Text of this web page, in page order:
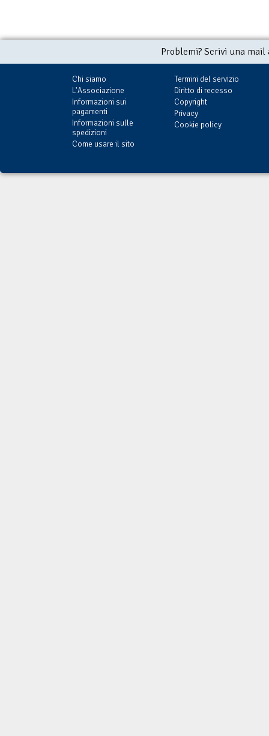
Problemi? Scrivi una
Chi siamo
L'Associazione
Informazioni sui
pagamenti
Informazioni sulle
spedizioni
Come usare il sito
Termini del servizio
Diritto di recesso
Copyright
Privacy
Cookie policy